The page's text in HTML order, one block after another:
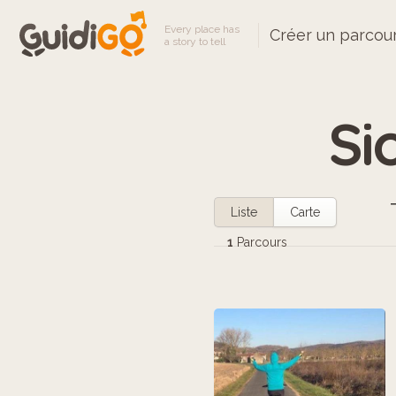
Every place has
a story to tell
Créer un
Liste Carte
1 Parcours